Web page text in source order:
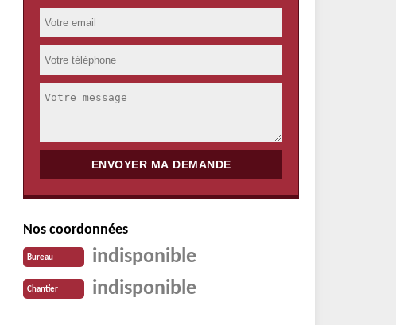
Nos coordonnées
Bureau indisponible
Chantier indisponible